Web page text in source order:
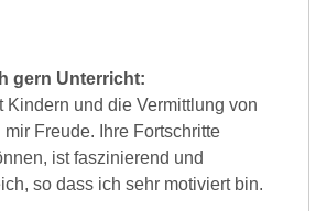
gern Unterricht:
Kindern und die Vermittlung von
Freude. Ihre Fortschritte
ist faszinierend und
so dass ich sehr motiviert bin.